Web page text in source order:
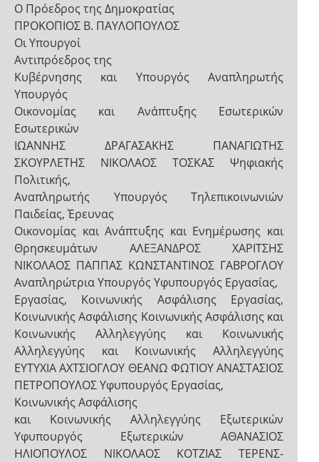
Ο Πρόεδρος της Δημοκρατίας
ΠΡΟΚΟΠΙΟΣ Β. ΠΑΥΛΟΠΟΥΛΟΣ
Οι Υπουργοί
Αντιπρόεδρος της
Κυβέρνησης και Υπουργός Αναπληρωτής
Υπουργός
Οικονομίας και Ανάπτυξης Εσωτερικών
Εσωτερικών
ΙΩΑΝΝΗΣ ΔΡΑΓΑΣΑΚΗΣ ΠΑΝΑΓΙΩΤΗΣ
ΣΚΟΥΡΛΕΤΗΣ ΝΙΚΟΛΑΟΣ ΤΟΣΚΑΣ Ψηφιακής
Πολιτικής,
Αναπληρωτής Υπουργός Τηλεπικοινωνιών
Παιδείας, Έρευνας
Οικονομίας και Ανάπτυξης και Ενημέρωσης και
Θρησκευμάτων ΑΛΕΞΑΝΔΡΟΣ ΧΑΡΙΤΣΗΣ
ΝΙΚΟΛΑΟΣ ΠΑΠΠΑΣ ΚΩΝΣΤΑΝΤΙΝΟΣ ΓΑΒΡΟΓΛΟΥ
Αναπληρώτρια Υπουργός Υφυπουργός Εργασίας,
Εργασίας, Κοινωνικής Ασφάλισης Εργασίας,
Κοινωνικής Ασφάλισης Κοινωνικής Ασφάλισης και
Κοινωνικής Αλληλεγγύης και Κοινωνικής
Αλληλεγγύης και Κοινωνικής Αλληλεγγύης
ΕΥΤΥΧΙΑ ΑΧΤΣΙΟΓΛΟΥ ΘΕΑΝΩ ΦΩΤΙΟΥ ΑΝΑΣΤΑΣΙΟΣ
ΠΕΤΡΟΠΟΥΛΟΣ Υφυπουργός Εργασίας,
Κοινωνικής Ασφάλισης
και Κοινωνικής Αλληλεγγύης Εξωτερικών
Υφυπουργός Εξωτερικών ΑΘΑΝΑΣΙΟΣ
ΗΛΙΟΠΟΥΛΟΣ ΝΙΚΟΛΑΟΣ ΚΟΤΖΙΑΣ ΤΕΡΕΝΣ-